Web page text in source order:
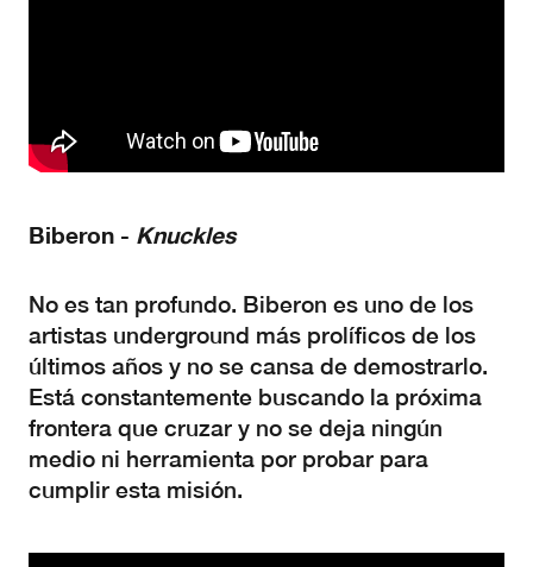
Biberon - Knuckles
No es tan profundo. Biberon es uno de los
artistas underground más prolíficos de los
últimos años y no se cansa de demostrarlo.
Está constantemente buscando la próxima
frontera que cruzar y no se deja ningún
medio ni herramienta por probar para
cumplir esta misión.